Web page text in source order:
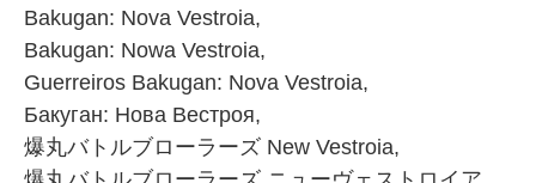
Bakugan: Nova Vestroia,
Bakugan: Nowa Vestroia,
Guerreiros Bakugan: Nova Vestroia,
Бакуган: Нова Вестроя,
爆丸バトルブローラーズ New Vestroia,